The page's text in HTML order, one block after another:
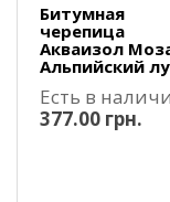
Битумная
черепица
Акваизол
Альпийский
Есть в
377.00 грн.